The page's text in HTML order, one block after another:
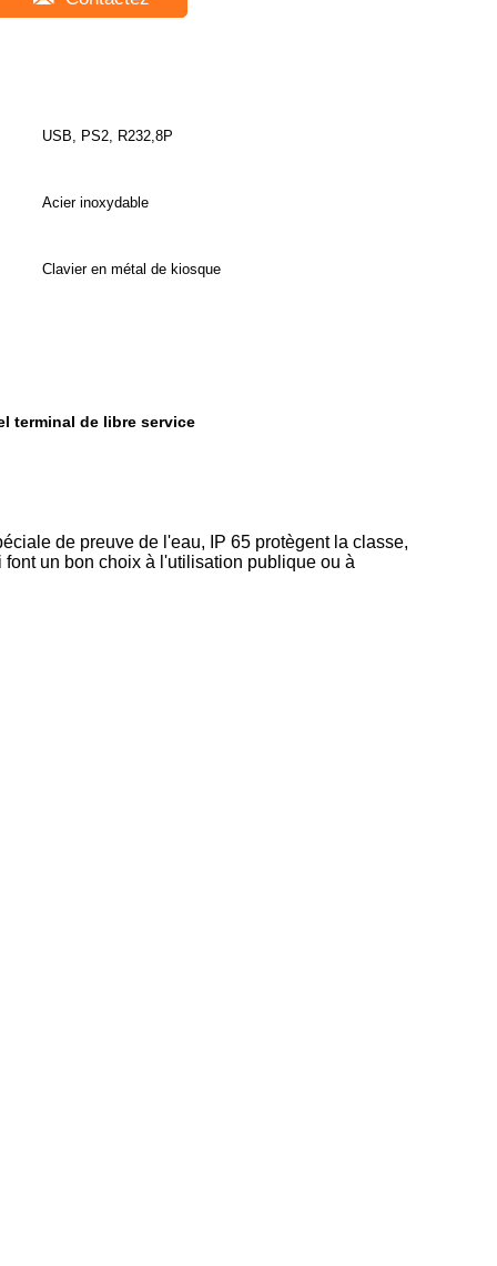
USB, PS2, R232,8P
Acier inoxydable
Clavier en métal de kiosque
terminal de libre service
de preuve de l'eau, IP 65 protègent la classe,
un bon choix à l'utilisation publique ou à